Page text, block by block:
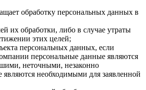
обработку персональных данных в
их обработки, либо в случае утраты
этих целей;
персональных данных, если
персональные данные являются
неточными, незаконно
необходимыми для заявленной